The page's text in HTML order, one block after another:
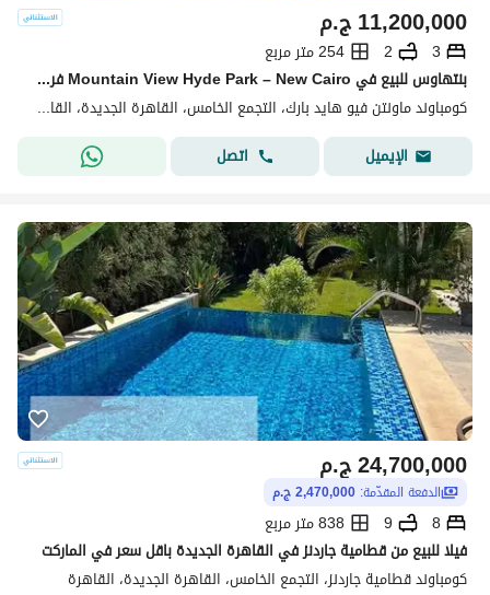
ج.م11,200,000
3
2
254 متر مربع
بنتهاوس للبيع في Mountain View Hyde Park – New Cairo فرصة مميزة لامتلاك بنتهاوس بمساحة داخلية مريحة بالإضافة إلى روف خاص بمساحة 90 متر، داخل واحد
كومباوند ماونتن فيو هايد بارك، التجمع الخامس، القاهرة الجديدة، القاهرة
الإيميل
اتصل
ج.م24,700,000
الدفعة المقدّمة: 2,470,000 ج.م
8
9
838 متر مربع
فيلا للبيع من قطامية جاردنز في القاهرة الجديدة باقل سعر في الماركت
كومباوند قطامية جاردنز، التجمع الخامس، القاهرة الجديدة، القاهرة